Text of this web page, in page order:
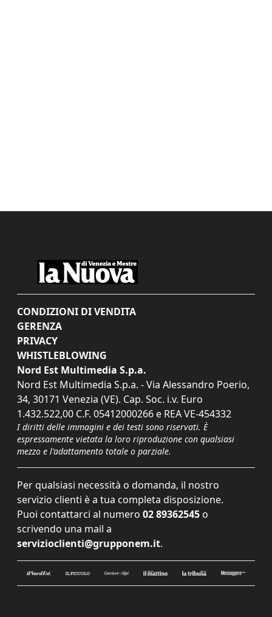
CONDIZIONI DI VENDITA
GERENZA
PRIVACY
WHISTLEBLOWING
Nord Est Multimedia S.p.a.
Nord Est Multimedia S.p.a. - Via Alessandro Poerio,
34, 30171 Venezia (VE). Cap. Soc. i.v. Euro
1.432.522,00 C.F. 05412000266 e REA VE-454332
I diritti delle immagini e dei testi sono riservati. È
espressamente vietata la loro riproduzione con qualsiasi
mezzo e l'adattamento totale o parziale.
Per qualsiasi necessità o domanda, il nostro
servizio clienti è a tua completa disposizione.
Puoi contattarci al numero 02 89362545 o
scrivendo una mail a
servizioclienti@grupponem.it.